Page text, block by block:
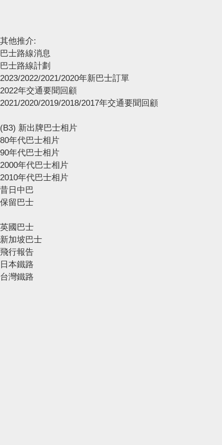
其他推介:
巴士路線消息
巴士路線計劃
2023/2022/2021/2020年新巴士訂單
2022年交通要聞回顧
2021/2020/2019/2018/2017年交通要聞回顧
(B3) 新出牌巴士相片
80年代巴士相片
90年代巴士相片
2000年代巴士相片
2010年代巴士相片
昔日中巴
保留巴士
英國巴士
新加坡巴士
飛行報告
日本鐵路
台灣鐵路